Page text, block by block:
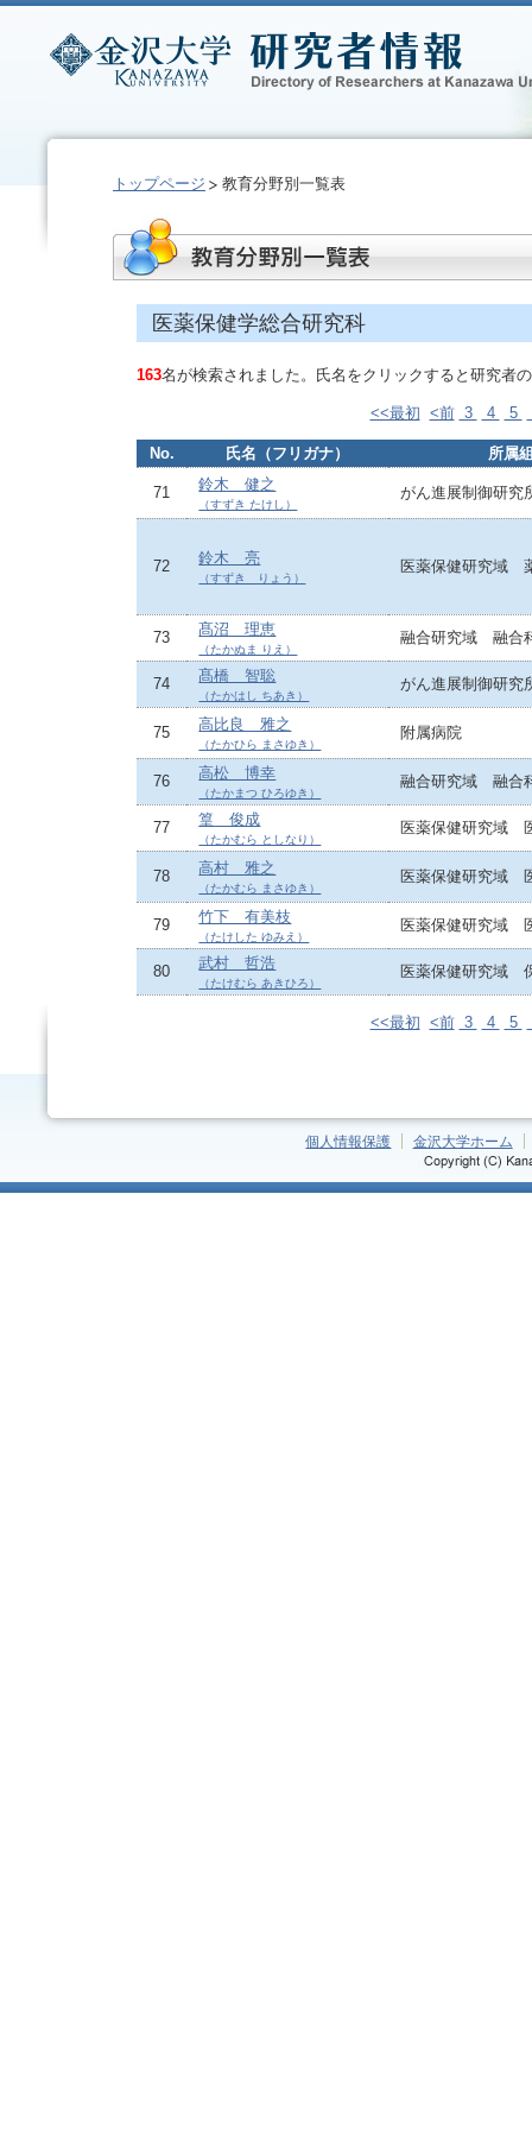
トップページ 教育分野別一覧表
医薬保健学総合研究科
163名が検索されました。氏名をクリックすると研究者
<<最初 <前 3 4 5
No. 氏名（フリガナ） 所属
71 鈴木 健之
（すずき たけし）
がん進展制御研究
72 鈴木 亮
（すずき りょう）
医薬保健研究域
73 髙沼 理恵
（たかぬま りえ）
融合研究域 融合
74 髙橋 智聡
（たかはし ちあき）
がん進展制御研究
75 高比良 雅之
（たかひら まさゆき）
附属病院
76 高松 博幸
（たかまつ ひろゆき）
融合研究域 融合
77 篁 俊成
（たかむら としなり）
医薬保健研究域
78 高村 雅之
（たかむら まさゆき）
医薬保健研究域
79 竹下 有美枝
（たけした ゆみえ）
医薬保健研究域
80 武村 哲浩
（たけむら あきひろ）
医薬保健研究域
<<最初 <前 3 4 5
個人情報保護 金沢大学ホーム